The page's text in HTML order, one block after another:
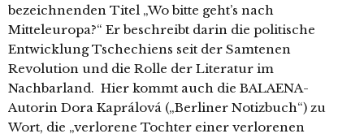
bezeichnenden Titel „Wo bitte geht’s nach
Mitteleuropa?“ Er beschreibt darin die politische
Entwicklung Tschechiens seit der Samtenen
Revolution und die Rolle der Literatur im
Nachbarland. Hier kommt auch die BALAENA-
Autorin Dora Kaprálová („Berliner Notizbuch“) zu
Wort, die „verlorene Tochter einer verlorenen